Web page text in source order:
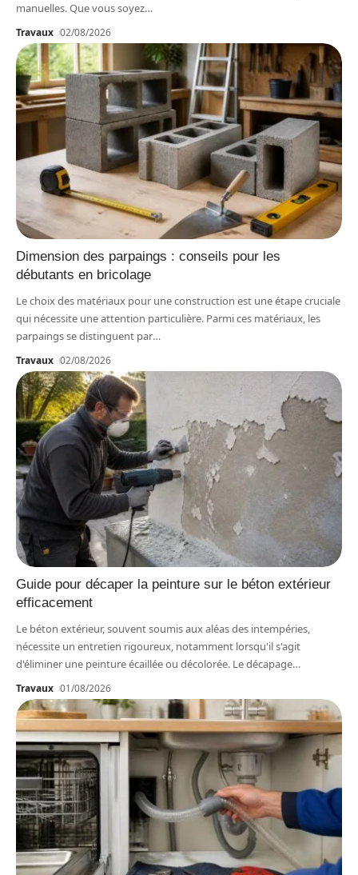
manuelles. Que vous soyez…
Travaux 02/08/2026
Dimension des parpaings : conseils pour les
débutants en bricolage
Le choix des matériaux pour une construction est une étape cruciale
qui nécessite une attention particulière. Parmi ces matériaux, les
parpaings se distinguent par…
Travaux 02/08/2026
Guide pour décaper la peinture sur le béton extérieur
efficacement
Le béton extérieur, souvent soumis aux aléas des intempéries,
nécessite un entretien rigoureux, notamment lorsqu'il s'agit
d'éliminer une peinture écaillée ou décolorée. Le décapage…
Travaux 01/08/2026